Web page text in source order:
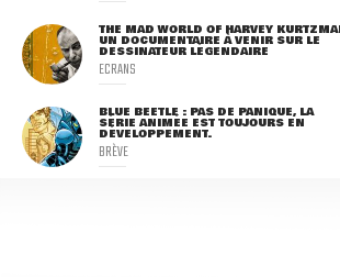
THE MAD WORLD OF HARVEY
UN DOCUMENTAIRE À VENIR SUR LE
DESSINATEUR LÉGENDAIRE
ECRANS
BLUE BEETLE : PAS DE PANIQUE, LA
SÉRIE ANIMÉE EST TOUJOURS EN
DÉVELOPPEMENT.
BRÈVE